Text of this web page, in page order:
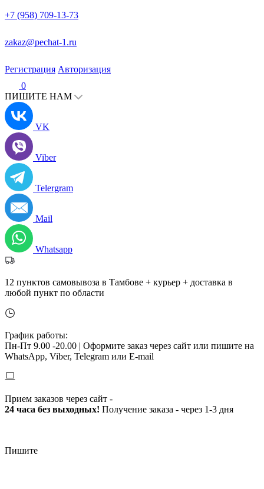
+7 (958) 709-13-73
zakaz@pechat-1.ru
Регистрация Авторизация
0
ПИШИТЕ НАМ
VK
Viber
Telergram
Mail
Whatsapp
12 пунктов самовывоза в Тамбове + курьер + доставка в
любой пункт по области
График работы:
Пн-Пт 9.00 -20.00 | Оформите заказ через сайт или пишите на
WhatsApp, Viber, Telegram или E-mail
Прием заказов через сайт -
24 часа без выходных! Получение заказа - через 1-3 дня
Пишите